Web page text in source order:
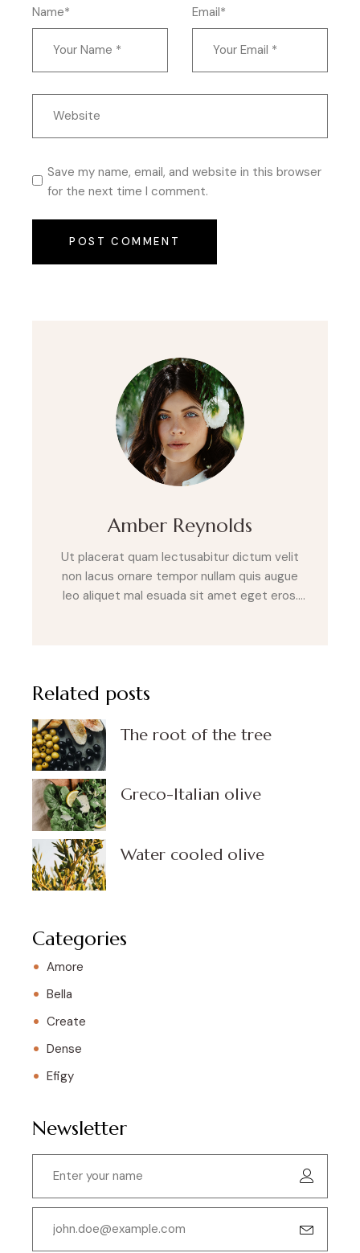
Name* Email*
Save my name, email, and website in this browser
for the next time I comment.
POST COMMENT
Amber Reynolds
Ut placerat quam lectusabitur dictum velit
non lacus ornare tempor nullam quis augue
leo aliquet mal esuada sit amet eget eros.
Related posts
The root of the tree
Greco-Italian olive
Water cooled olive
Categories
Amore
Bella
Create
Dense
Efigy
Newsletter